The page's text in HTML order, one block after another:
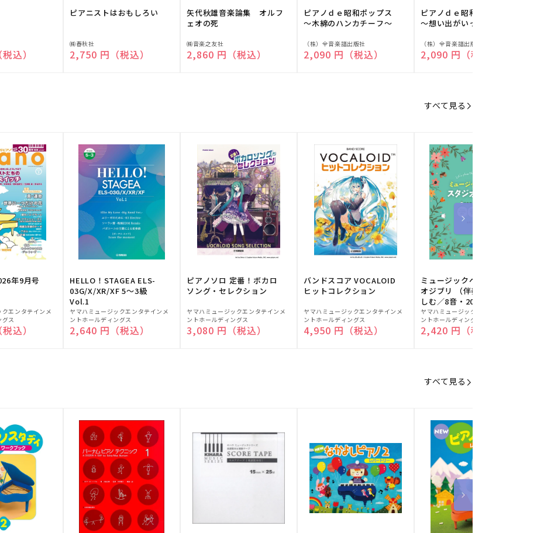
込）
ピアニストはおもしろい
販
売
㈱春秋社
通常価格
2,750 円（税込）
矢代秋雄音楽論集 オルフ
ェオの死
販
売
㈱音楽之友社
通常価格
2,860 円（税込）
ピアノｄｅ昭和ポップス
～木綿のハンカチーフ～
販
売
（株）全音楽譜出版社
通常価格
2,090 円（税込）
ピアノｄｅ昭和ポップス
～想い出がいっぱい～
販
売
（株）全音楽譜出版社
通常価格
2,090 円（税込）
すべて見る
年9月号
エンタテインメ
ス
込）
HELLO！STAGEA ELS-
03G/X/XR/XF 5～3級
Vol.1
販
売
元:
ヤマハミュージックエンタテインメ
ントホールディングス
通常価格
2,640 円（税込）
ピアノソロ 定番！ボカロ
ソング・セレクション
販
売
元:
ヤマハミュージックエンタテインメ
ントホールディングス
通常価格
3,080 円（税込）
バンドスコア VOCALOID
ヒットコレクション
販
売
元:
ヤマハミュージックエンタテインメ
ントホールディングス
通常価格
4,950 円（税込）
ミュージックベルでスタジ
オジブリ （伴奏音源と楽
しむ／8音・20音ベル対応
／ドレミふりがな付）
販
売
元:
ヤマハミュージックエンタテインメ
ントホールディングス
通常価格
2,420 円（税込）
すべて見る